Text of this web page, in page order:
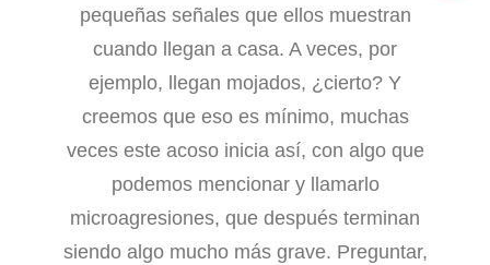
pequeñas señales que ellos muestran
cuando llegan a casa. A veces, por
ejemplo, llegan mojados, ¿cierto? Y
creemos que eso es mínimo, muchas
veces este acoso inicia así, con algo que
podemos mencionar y llamarlo
microagresiones, que después terminan
siendo algo mucho más grave. Preguntar,